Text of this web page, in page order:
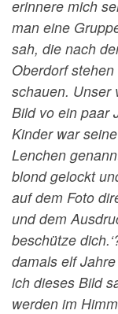
erinnere mich
man eine
sah, die nach
Oberdorf
schauen. Unser
Bild vo ein paar
Kinder war
Lenchen
blond gelockt
auf dem Foto
und dem
beschütze
damals elf
ich dieses Bild
werden im